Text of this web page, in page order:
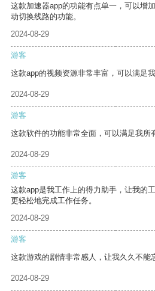
这款加速器app的功能有点单一，可以增
动切换线路的功能。
2024-08-29
游客
这款app的视频资源非常丰富，可以满足
2024-08-29
游客
这款软件的功能非常全面，可以满足我所
2024-08-29
游客
这款app是我工作上的得力助手，让我的
更轻松地完成工作任务。
2024-08-29
游客
这款游戏的剧情非常感人，让我久久不能
2024-08-29